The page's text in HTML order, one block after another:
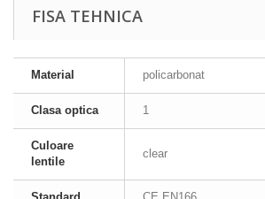
FISA TEHNICA
Material policarbonat
Clasa optica 1
Culoare
lentile
clear